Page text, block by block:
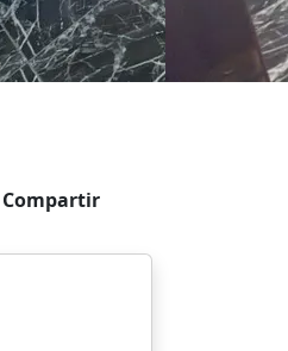
Compartir